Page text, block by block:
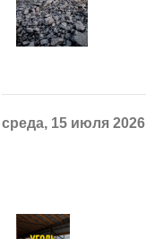
среда, 15 июля 2026